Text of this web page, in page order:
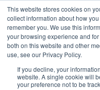
This website stores cookies on
collect information about how
remember you. We use this
your browsing experience and
both on this website and other
use, see our Privacy Policy.
If you decline, your
website. A single cookie will
your preference not to be
Skip
to
content
2155 9055